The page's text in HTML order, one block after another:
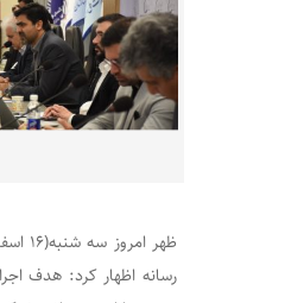
رسانه اظهار کرد: هدف